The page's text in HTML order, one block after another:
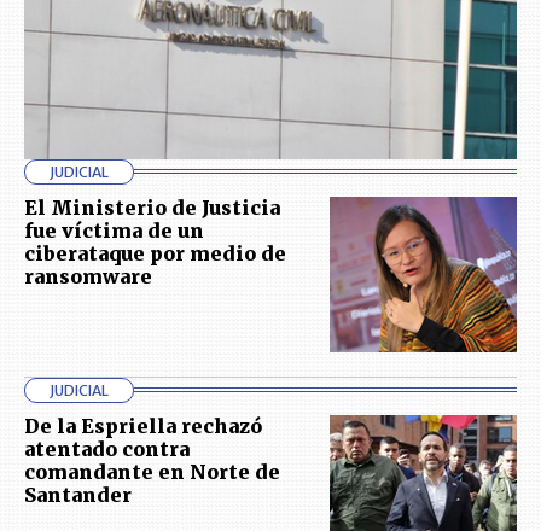
JUDICIAL
El Ministerio de Justicia
fue víctima de un
ciberataque por medio de
ransomware
JUDICIAL
De la Espriella rechazó
atentado contra
comandante en Norte de
Santander